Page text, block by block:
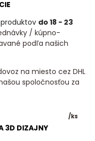
/ks
do 18 - 23
/ kúpno-
podľa našich
na miesto cez DHL
spoločnosťou za
3D DIZAJNY